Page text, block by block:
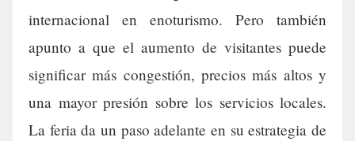
internacional en enoturismo. Pero también
apunto a que el aumento de visitantes puede
significar más congestión, precios más altos y
una mayor presión sobre los servicios locales.
La feria da un paso adelante en su estrategia de